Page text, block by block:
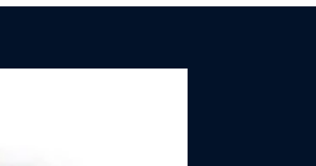
che sappiano miscelare
brano che ha